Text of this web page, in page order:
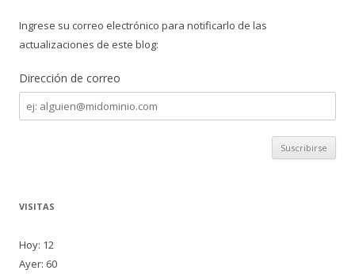
Ingrese su correo electrónico para notificarlo de las
actualizaciones de este blog:
Dirección de correo
Dirección
de
correo
VISITAS
Hoy: 12
Ayer: 60